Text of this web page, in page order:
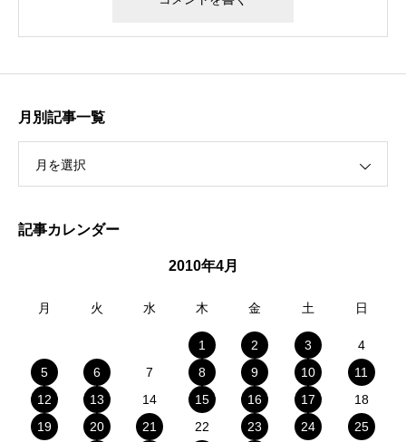
月別記事一覧
月を選択
記事カレンダー
2010年4月
月 火 水 木 金 土 日
1 2 3
4
5
6 7 8 9 10
11
12
13 14 15 16 17
18
19
20 21 22 23 24
25